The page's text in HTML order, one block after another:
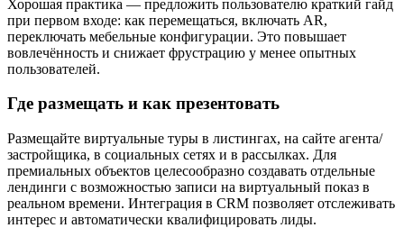
Хорошая практика — предложить пользователю краткий гайд
при первом входе: как перемещаться, включать AR,
переключать мебельные конфигурации. Это повышает
вовлечённость и снижает фрустрацию у менее опытных
пользователей.
Где размещать и как презентовать
Размещайте виртуальные туры в листингах, на сайте агента/
застройщика, в социальных сетях и в рассылках. Для
премиальных объектов целесообразно создавать отдельные
лендинги с возможностью записи на виртуальный показ в
реальном времени. Интеграция в CRM позволяет отслеживать
интерес и автоматически квалифицировать лиды.